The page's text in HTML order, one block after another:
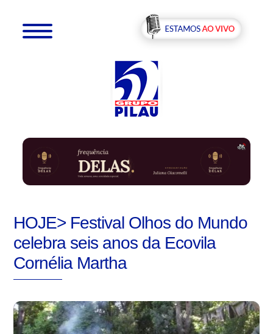
HOJE> Festival Olhos do Mundo
celebra seis anos da Ecovila
Cornélia Martha